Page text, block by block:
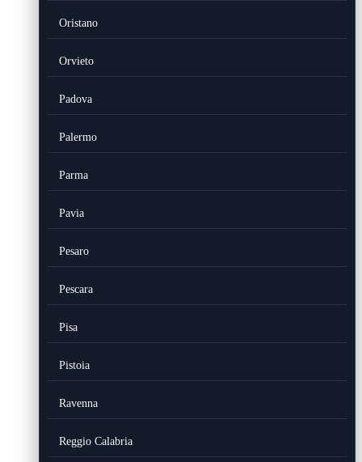
Oristano
Orvieto
Padova
Palermo
Parma
Pavia
Pesaro
Pescara
Pisa
Pistoia
Ravenna
Reggio Calabria